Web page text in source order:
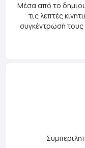
Μέσα από το
τις λεπτές
συγκέντρωσή